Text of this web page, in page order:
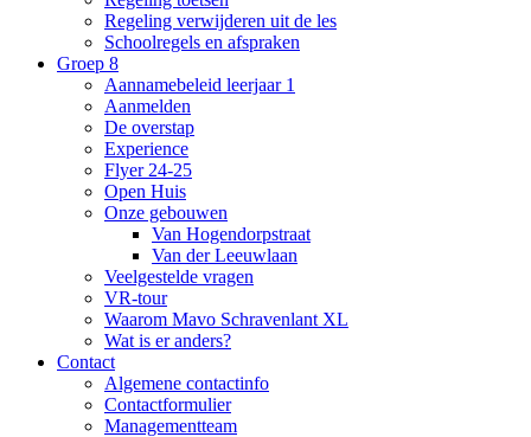
Regeling verwijderen uit de les
Schoolregels en afspraken
Groep 8
Aannamebeleid leerjaar 1
Aanmelden
De overstap
Experience
Flyer 24-25
Open Huis
Onze gebouwen
Van Hogendorpstraat
Van der Leeuwlaan
Veelgestelde vragen
VR-tour
Waarom Mavo Schravenlant XL
Wat is er anders?
Contact
Algemene contactinfo
Contactformulier
Managementteam